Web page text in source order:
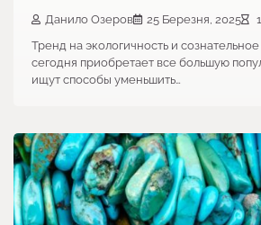
Данило Озеров 25 Березня, 2025
Тренд на экологичность и
сегодня приобретает все большую
ищут способы уменьшить…